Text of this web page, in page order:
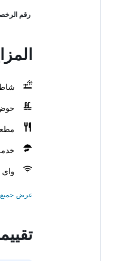
رقم الرخصة:
عرض جميع